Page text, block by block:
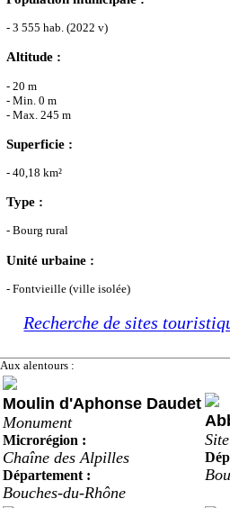
- 3 555 hab. (2022 v)
Altitude :
- 20 m
- Min. 0 m
- Max. 245 m
Superficie :
- 40,18 km²
Type :
- Bourg rural
Unité urbaine :
- Fontvieille (ville isolée)
Recherche de sites
Aux alentours :
Moulin d'Aphonse Daudet
Monument
Microrégion :
Chaîne des Alpilles
Département :
Bouches-du-Rhône